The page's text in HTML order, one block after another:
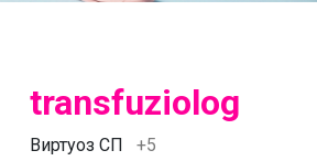
transfuziolog
Виртуоз СП +5